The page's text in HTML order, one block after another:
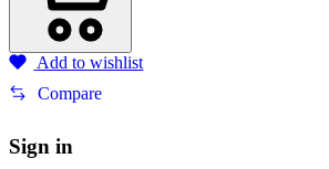
Add to wishlist
Compare
Sign in